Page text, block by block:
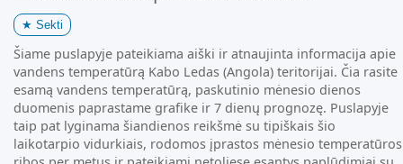
★ Sekti
Šiame puslapyje pateikiama aiški ir atnaujinta informacija apie
vandens temperatūrą Kabo Ledas (Angola) teritorijai. Čia rasite
esamą vandens temperatūrą, paskutinio mėnesio dienos
duomenis paprastame grafike ir 7 dienų prognozę. Puslapyje
taip pat lyginama šiandienos reikšmė su tipiškais šio
laikotarpio vidurkiais, rodomos įprastos mėnesio temperatūros